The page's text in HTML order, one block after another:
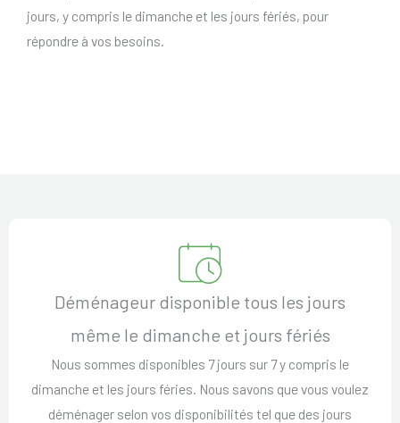
jours, y compris le dimanche et les jours fériés, pour
répondre à vos besoins.
Déménageur disponible tous les jours
même le dimanche et jours fériés
Nous sommes disponibles 7 jours sur 7 y compris le
dimanche et les jours féries. Nous savons que vous voulez
déménager selon vos disponibilités tel que des jours